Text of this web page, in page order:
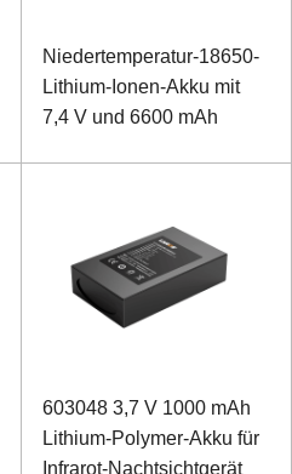
Niedertemperatur-18650-
Lithium-Ionen-Akku mit
7,4 V und 6600 mAh
603048 3,7 V 1000 mAh
Lithium-Polymer-Akku für
Infrarot-Nachtsichtgerät